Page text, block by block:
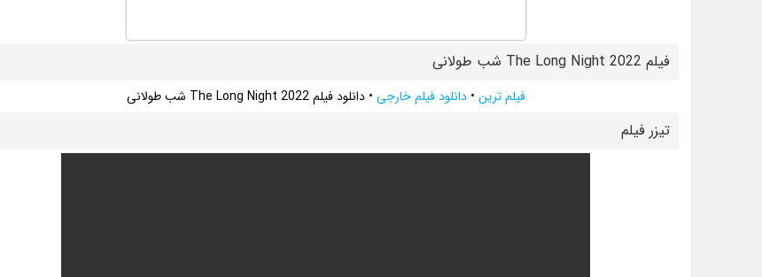
فیلم The Long Night 2022 شب طولانی
فیلم ترین •دانلود فیلم خارجی •دانلود فیلم The Long Night 2022 شب طولانی
تيزر فيلم